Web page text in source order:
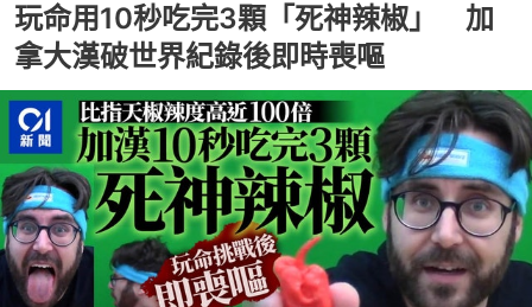
玩命用10秒吃完3顆「死神辣椒」 加
拿大漢破世界紀錄後即時喪嘔